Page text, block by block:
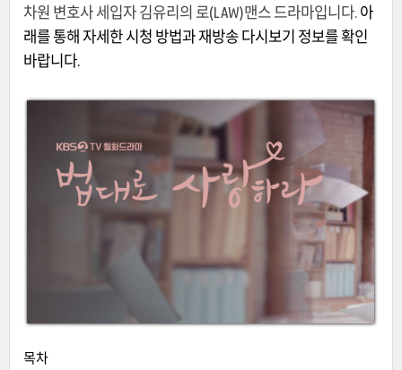
차원 변호사 세입자 김유리의 로(LAW)맨스 드라마입니다. 아
래를 통해 자세한 시청 방법과 재방송 다시보기 정보를 확인
바랍니다.
목차